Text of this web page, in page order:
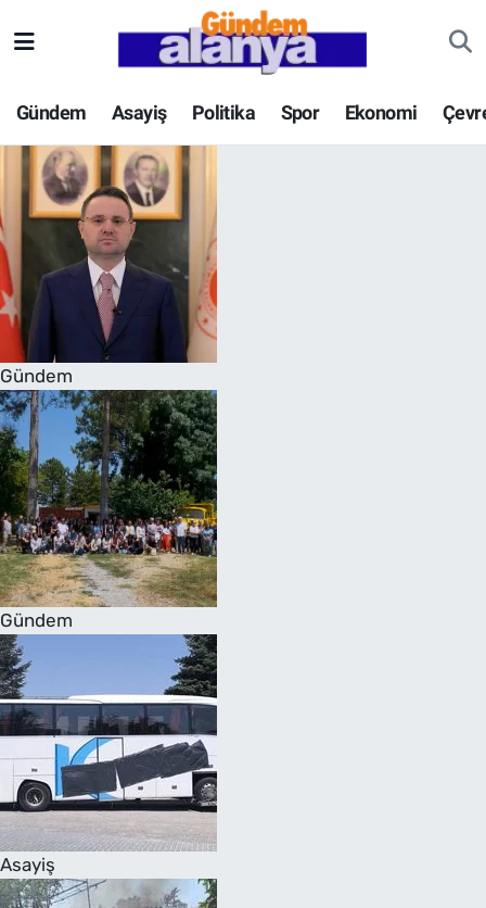
Gündem Asayiş Politika Spor Ekonomi
Gündem
Gündem
Asayiş